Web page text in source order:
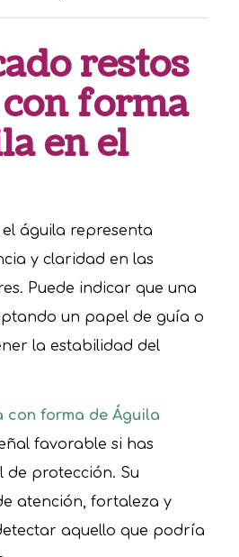
restos
forma
en el
águila representa
y claridad en las
Puede indicar que una
un papel de guía o
la estabilidad del
con forma de Águila
favorable si has
de protección. Su
atención, fortaleza y
aquello que podría